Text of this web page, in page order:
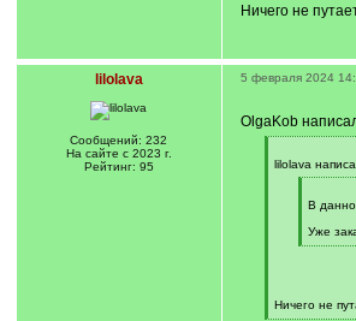
Ничего не
lilolava
Сообщений: 232
На сайте с 2023 г.
Рейтинг: 95
5 февраля 2024
OlgaKob
q
lilolava
q
В
Уже
[
Ничего не
[